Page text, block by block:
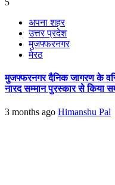
अपना शहर
उत्तर प्रदेश
मुजफ्फरनगर
मेरठ
मुजफ्फरनगर दैनिक जागरण के
नारद सम्मान पुरस्कार से किया
3 months ago Himanshu Pal